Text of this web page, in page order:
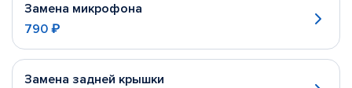
Замена микрофона
790 ₽
Замена задней крышки